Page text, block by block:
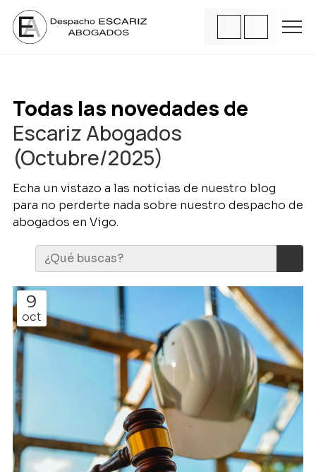
Todas las novedades de
Escariz Abogados
(Octubre/2025)
Echa un vistazo a las noticias de nuestro blog
para no perderte nada sobre nuestro despacho de
abogados en Vigo.
9
oct